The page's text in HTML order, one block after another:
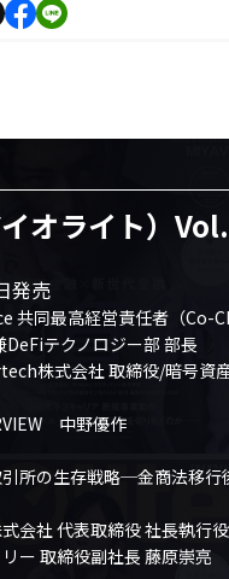
オライト）
発売
共同最高経営責任者（Co-
テクノロジー部 部長
株式会社 取締役/暗号資
　中野優作
所の生存戦略─金商法移行
会社 代表取締役 社長執行
ー 取締役副社長 藤原崇亮